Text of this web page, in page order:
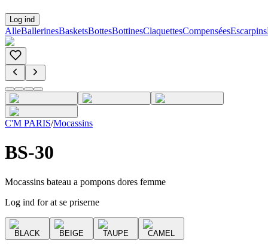
Log ind
AlleBallerinesBasketsBottesBottinesClaquettesCompenséesEscarpins
C'M PARIS/Mocassins
BS-30
Mocassins bateau a pompons dores femme
Log ind for at se priserne
BLACK BEIGE TAUPE CAMEL